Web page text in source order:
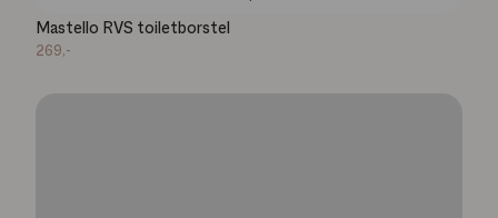
Mastello RVS toiletborstel
269,-